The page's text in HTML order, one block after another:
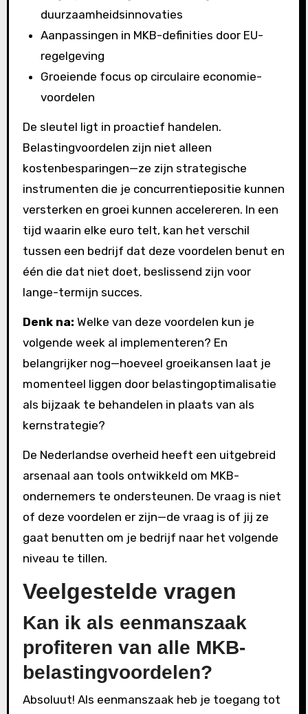
duurzaamheidsinnovaties
Aanpassingen in MKB-definities door EU-
regelgeving
Groeiende focus op circulaire economie-
voordelen
De sleutel ligt in proactief handelen.
Belastingvoordelen zijn niet alleen
kostenbesparingen—ze zijn strategische
instrumenten die je concurrentiepositie kunnen
versterken en groei kunnen accelereren. In een
tijd waarin elke euro telt, kan het verschil
tussen een bedrijf dat deze voordelen benut en
één die dat niet doet, beslissend zijn voor
lange-termijn succes.
Denk na: Welke van deze voordelen kun je
volgende week al implementeren? En
belangrijker nog—hoeveel groeikansen laat je
momenteel liggen door belastingoptimalisatie
als bijzaak te behandelen in plaats van als
kernstrategie?
De Nederlandse overheid heeft een uitgebreid
arsenaal aan tools ontwikkeld om MKB-
ondernemers te ondersteunen. De vraag is niet
of deze voordelen er zijn—de vraag is of jij ze
gaat benutten om je bedrijf naar het volgende
niveau te tillen.
Veelgestelde vragen
Kan ik als eenmanszaak
profiteren van alle MKB-
belastingvoordelen?
Absoluut! Als eenmanszaak heb je toegang tot